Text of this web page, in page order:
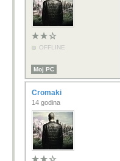
OFFLINE
Moj PC
Cromaki
14 godina